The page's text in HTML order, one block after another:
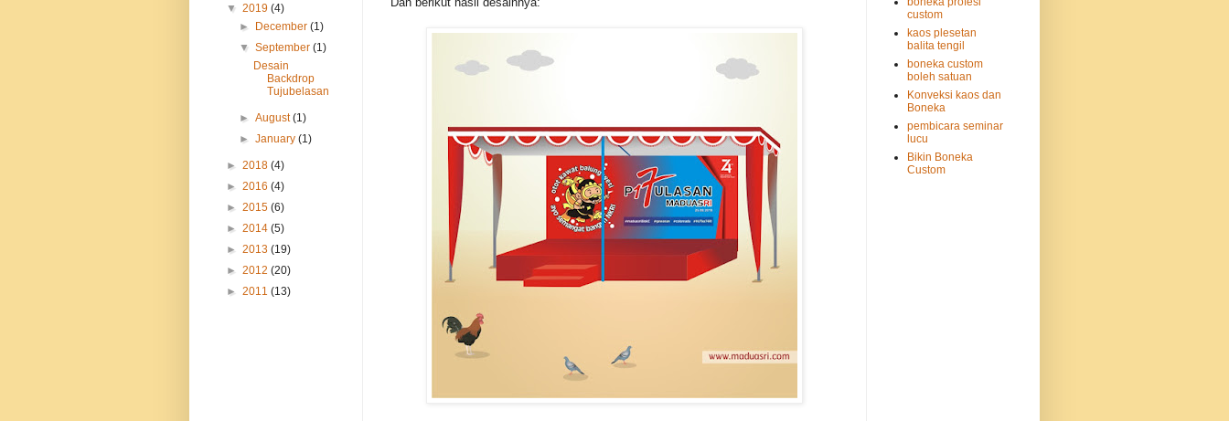
▼ 2019 (4)
►
December(1)
▼September(1)
Desain
Backdrop
Tujubelasan
►August(1)
►January(1)
► 2018 (4)
► 2016 (4)
► 2015 (6)
► 2014 (5)
► 2013 (19)
► 2012 (20)
► 2011 (13)
custom
kaos plesetan
balita tengil
boneka custom
boleh satuan
Konveksi kaos dan
Boneka
pembicara seminar
lucu
Bikin Boneka
Custom